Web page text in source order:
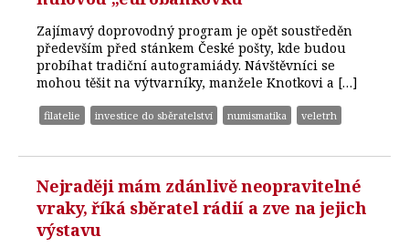
Zajímavý doprovodný program je opět soustředěn
především před stánkem České pošty, kde budou
probíhat tradiční autogramiády. Návštěvníci se
mohou těšit na výtvarníky, manžele Knotkovi a […]
filatelie investice do sběratelství numismatika veletrh
Nejraději mám zdánlivě neopravitelné
vraky, říká sběratel rádií a zve na jejich
výstavu